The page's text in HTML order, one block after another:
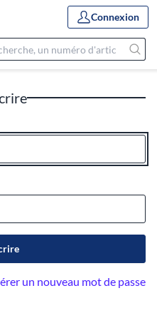
Connexion
un nouveau mot de passe